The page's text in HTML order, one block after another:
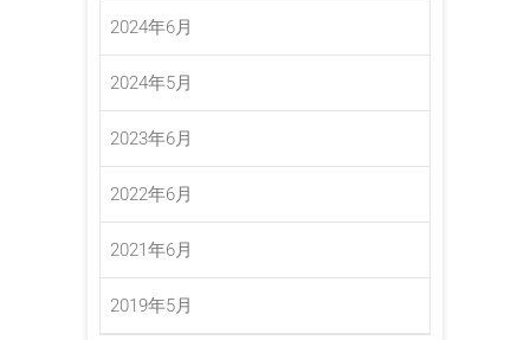
2024年6月
2024年5月
2023年6月
2022年6月
2021年6月
2019年5月